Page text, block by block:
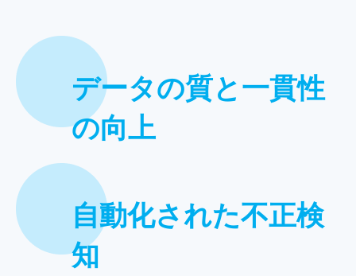
データの質と一貫性
の向上
自動化された不正検
知